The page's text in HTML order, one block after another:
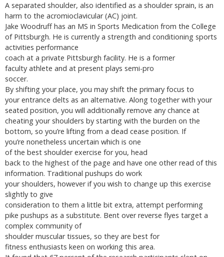
A separated shoulder, also identified as a shoulder sprain, is an
harm to the acromioclavicular (AC) joint.
Jake Woodruff has an MS in Sports Medication from the College
of Pittsburgh. He is currently a strength and conditioning sports
activities performance
coach at a private Pittsburgh facility. He is a former
faculty athlete and at present plays semi-pro
soccer.
By shifting your place, you may shift the primary focus to
your entrance delts as an alternative. Along together with your
seated position, you will additionally remove any chance at
cheating your shoulders by starting with the burden on the
bottom, so you’re lifting from a dead cease position. If
you’re nonetheless uncertain which is one
of the best shoulder exercise for you, head
back to the highest of the page and have one other read of this
information. Traditional pushups do work
your shoulders, however if you wish to change up this exercise
slightly to give
consideration to them a little bit extra, attempt performing
pike pushups as a substitute. Bent over reverse flyes target a
complex community of
shoulder muscular tissues, so they are best for
fitness enthusiasts keen on working this area.